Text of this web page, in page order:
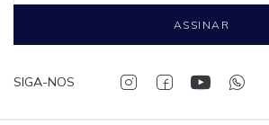
ASSINAR
SIGA-NOS